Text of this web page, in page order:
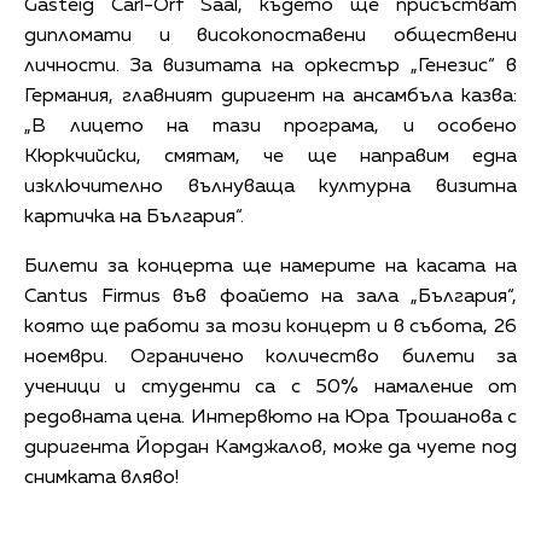
Gasteig Carl-Orf Saal, където ще присъстват
дипломати и високопоставени обществени
личности. За визитата на оркестър „Генезис“ в
Германия, главният диригент на ансамбъла казва:
„В лицето на тази програма, и особено
Кюркчийски, смятам, че ще направим една
изключително вълнуваща културна визитна
картичка на България“.
Билети за концерта ще намерите на касата на
Cantus Firmus във фоайето на зала „България“,
която ще работи за този концерт и в събота, 26
ноември. Ограничено количество билети за
ученици и студенти са с 50% намаление от
редовната цена. Интервюто на Юра Трошанова с
диригента Йордан Камджалов, може да чуете под
снимката вляво!